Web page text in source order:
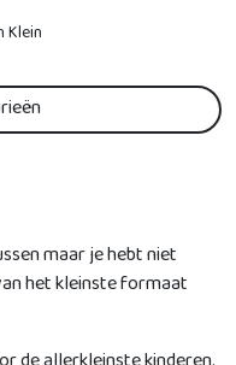
Klein
maar je hebt niet
het kleinste formaat